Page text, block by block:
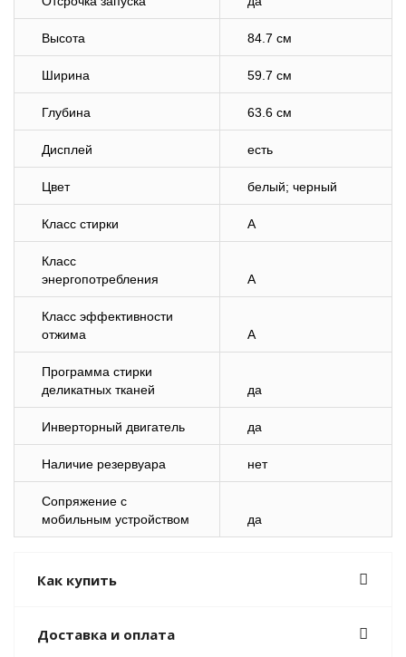
Высота 84.7 см
Ширина 59.7 см
Глубина 63.6 см
Дисплей есть
Цвет белый; черный
Класс стирки A
Класс
энергопотребления
A
Класс эффективности
отжима
A
Программа стирки
деликатных тканей
да
Инверторный двигатель да
Наличие резервуара нет
Сопряжение с
мобильным устройством
да
Как купить
Доставка и оплата